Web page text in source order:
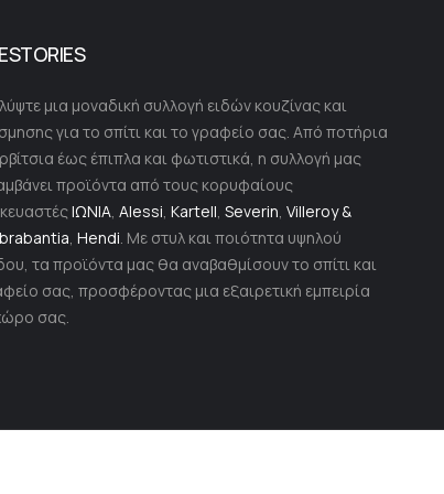
μια μοναδική συλλογή ειδών κουζίνας και
για το σπίτι και το γραφείο σας. Από ποτήρια
έως έπιπλα και φωτιστικά, η συλλογή μας
προϊόντα από τους κορυφαίους
ΙΩΝΙΑ, Alessi, Kartell, Severin, Villeroy &
brabantia, Hendi. Με στυλ και ποιότητα υψηλού
τα προϊόντα μας θα αναβαθμίσουν το σπίτι και
σας, προσφέροντας μια εξαιρετική εμπειρία
σας.